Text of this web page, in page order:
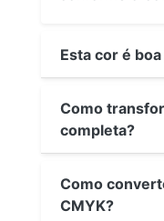
Esta cor é
Como
completa?
Como
CMYK?